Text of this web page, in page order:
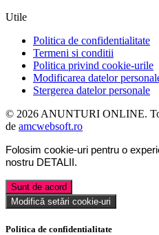
Utile
Politica de confidentialitate
Termeni si conditii
Politica privind cookie-urile
Modificarea datelor
Stergerea datelor personale
© 2026 ANUNTURI ONLINE.
de amcwebsoft.ro
Folosim cookie-uri pentru o
nostru DETALII .
Sunt de acord
Modifică setări cookie-uri
Politica de confidentialitate